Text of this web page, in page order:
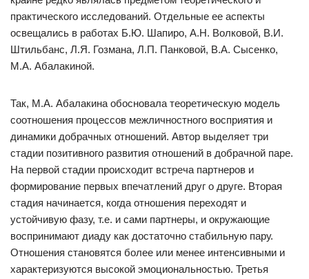
практического исследований. Отдельные ее аспекты
освещались в работах Б.Ю. Шапиро, А.Н. Волковой, В.И.
Штильбанс, Л.Я. Гозмана, Л.П. Панковой, В.А. Сысенко,
М.А. Абалакиной.
Так, М.А. Абалакина обосновала теоретическую модель
соотношения процессов межличностного восприятия и
динамики добрачных отношений. Автор выделяет три
стадии позитивного развития отношений в добрачной паре.
На первой стадии происходит встреча партнеров и
формирование первых впечатлений друг о друге. Вторая
стадия начинается, когда отношения переходят и
устойчивую фазу, т.е. и сами партнеры, и окружающие
воспринимают диаду как достаточно стабильную пару.
Отношения становятся более или менее интенсивными и
характеризуются высокой эмоциональностью. Третья